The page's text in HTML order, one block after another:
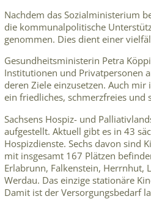
Nachdem das Sozialministerium
die kommunalpolitische
genommen. Dies dient einer
Gesundheitsministerin Petra
Institutionen und Privatpersonen
deren Ziele einzusetzen. Auch
ein friedliches, schmerzfreies und
Sachsens Hospiz- und
aufgestellt. Aktuell gibt es in 43
Hospizdienste. Sechs davon sind
mit insgesamt 167 Plätzen
Erlabrunn, Falkenstein, Herrnhut,
Werdau. Das einzige stationäre
Damit ist der Versorgungsbedarf